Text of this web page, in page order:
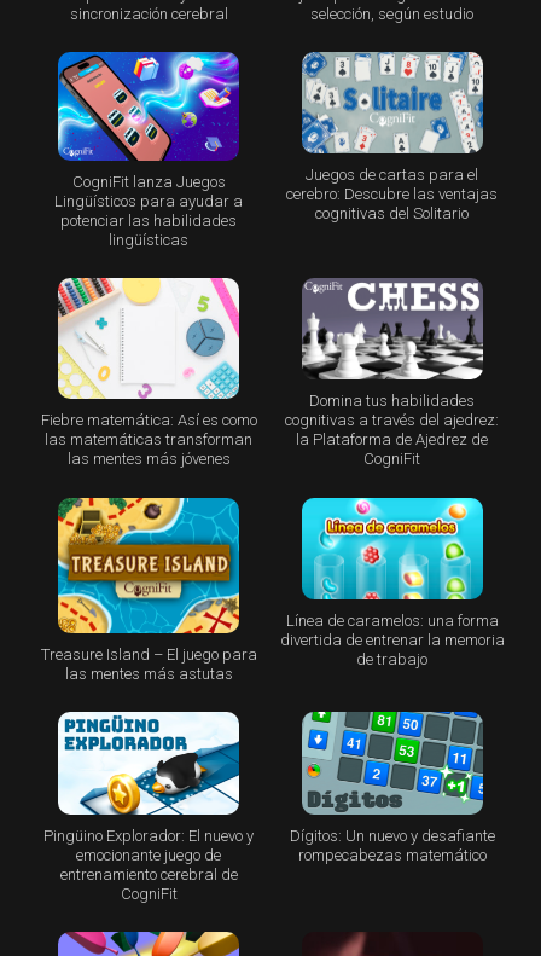
sincronización cerebral
selección, según estudio
CogniFit lanza Juegos
Lingüísticos para ayudar a
potenciar las habilidades
lingüísticas
Juegos de cartas para el
cerebro: Descubre las ventajas
cognitivas del Solitario
Fiebre matemática: Así es como
las matemáticas transforman
las mentes más jóvenes
Domina tus habilidades
cognitivas a través del ajedrez:
la Plataforma de Ajedrez de
CogniFit
Treasure Island – El juego para
las mentes más astutas
Línea de caramelos: una forma
divertida de entrenar la memoria
de trabajo
Pingüino Explorador: El nuevo y
emocionante juego de
entrenamiento cerebral de
CogniFit
Dígitos: Un nuevo y desafiante
rompecabezas matemático